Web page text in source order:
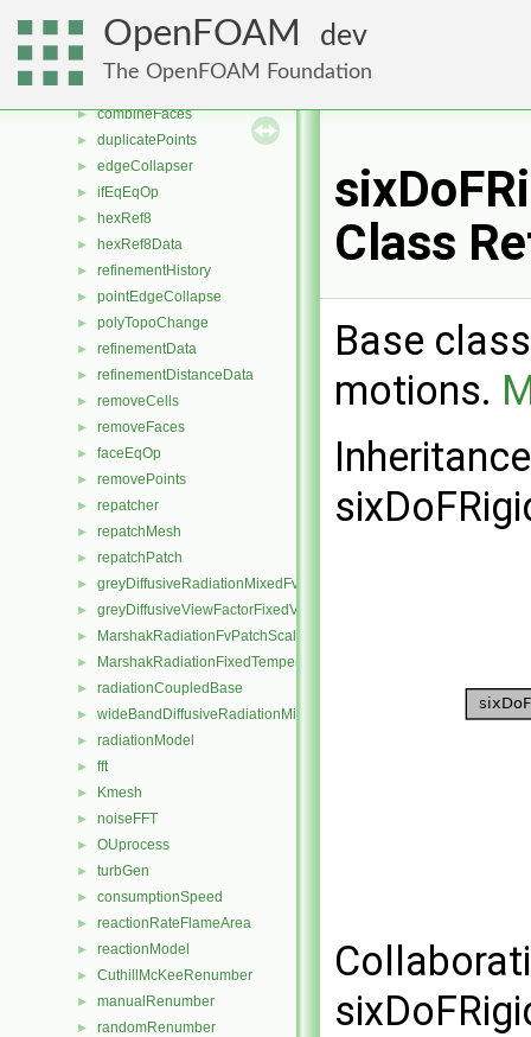
OpenFOAM dev
The OpenFOAM Foundation
► polyMeshFilter
► polyMeshFilterSettings
►
► combineFaces
► duplicatePoints
► edgeCollapser
► ifEqEqOp
► hexRef8
► hexRef8Data
► refinementHistory
► pointEdgeCollapse
► polyTopoChange
► refinementData
► refinementDistanceData
► removeCells
► removeFaces
► faceEqOp
► removePoints
► repatcher
► repatchMesh
► repatchPatch
► greyDiffusiveRadiationMixedFvPatchScalarField
► greyDiffusiveViewFactorFixedValueFvPatchScalarField
► MarshakRadiationFvPatchScalarField
► MarshakRadiationFixedTemperatureFvPatchScalarField
► radiationCoupledBase
► wideBandDiffusiveRadiationMixedFvPatchScalarField
► radiationModel
► fft
► Kmesh
► noiseFFT
► OUprocess
► turbGen
► consumptionSpeed
► reactionRateFlameArea
► reactionModel
► CuthillMcKeeRenumber
► manualRenumber
► randomRenumber
Class
Base
motions.